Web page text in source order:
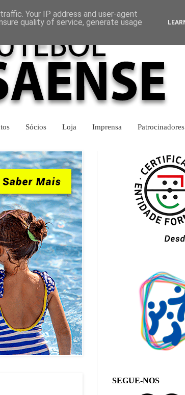
Sócios Loja Imprensa Patrocinadores
SEGUE-NOS
Your IP address and user-agent
quality of service, generate usage